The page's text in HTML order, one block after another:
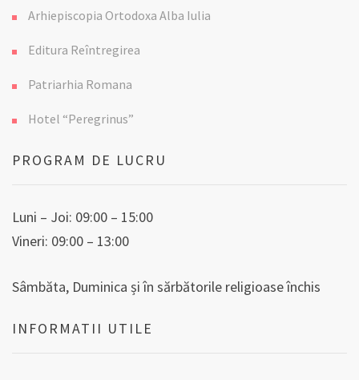
Arhiepiscopia Ortodoxa Alba Iulia
Editura Reîntregirea
Patriarhia Romana
Hotel “Peregrinus”
PROGRAM DE LUCRU
Luni – Joi: 09:00 – 15:00
Vineri: 09:00 – 13:00
Sâmbăta, Duminica și în sărbătorile religioase închis
INFORMATII UTILE